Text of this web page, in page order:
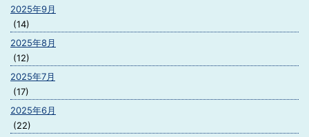
2025年9月
(14)
2025年8月
(12)
2025年7月
(17)
2025年6月
(22)